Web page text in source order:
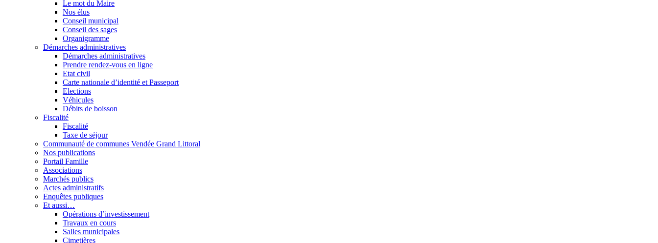
Le mot du Maire
Nos élus
Conseil municipal
Conseil des sages
Organigramme
Démarches administratives
Démarches administratives
Prendre rendez-vous en ligne
Etat civil
Carte nationale d’identité et Passeport
Elections
Véhicules
Débits de boisson
Fiscalité
Fiscalité
Taxe de séjour
Communauté de communes Vendée Grand Littoral
Nos publications
Portail Famille
Associations
Marchés publics
Actes administratifs
Enquêtes publiques
Et aussi…
Opérations d’investissement
Travaux en cours
Salles municipales
Cimetières